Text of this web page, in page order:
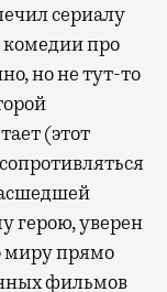
сериалу
комедии про
но не тут-то
(этот
герою, уверен
миру прямо
фильмов